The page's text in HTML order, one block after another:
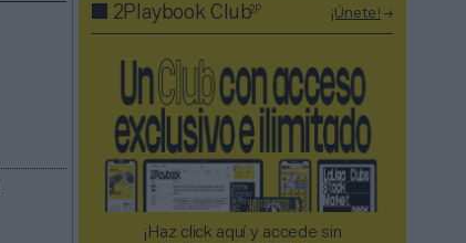
2Playbook Club2P ¡Únete!
¡Haz click aquí y accede sin